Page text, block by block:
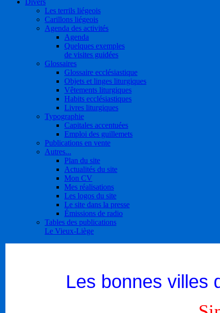
Divers
Les terrils liégeois
Carillons liégeois
Agenda des activités
Agenda
Quelques exemples
de visites guidées
Glossaires
Glossaire ecclésiastique
Objets et linges liturgiques
Vêtements liturgiques
Habits ecclésiastiques
Livres liturgiques
Typographie
Capitales accentuées
Emploi des guillemets
Publications en vente
Autres...
Plan du site
Actualités du site
Mon CV
Mes réalisations
Les logos du site
Le site dans la presse
Émissions de radio
Tables des publications
Le Vieux-Liège
Les bonnes villes